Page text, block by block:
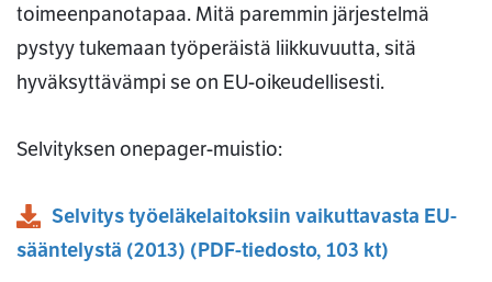
toimeenpanotapaa. Mitä paremmin järjestelmä
pystyy tukemaan työperäistä liikkuvuutta, sitä
hyväksyttävämpi se on EU-oikeudellisesti.
Selvityksen onepager-muistio:
Selvitys työeläkelaitoksiin vaikuttavasta EU-
sääntelystä (2013) (PDF-tiedosto, 103 kt)